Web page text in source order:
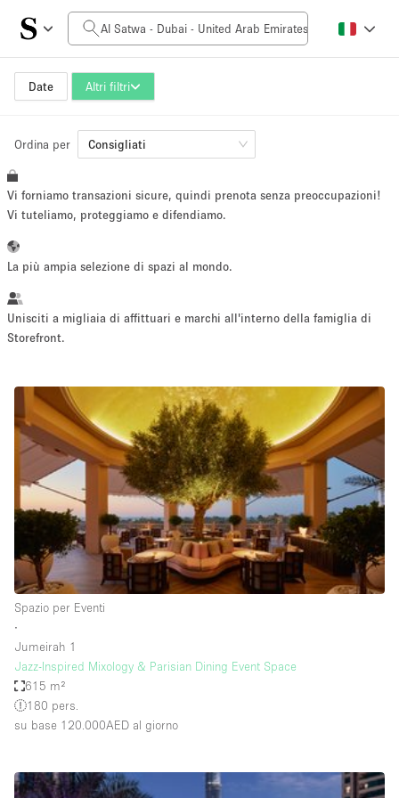
Date Altri filtri
Prezzo al giorno
0AED
Dimensioni dello spazio
500+ m²
~ 13 persone
artistico
Servizio
fotografico
Conferenza Meeting Ufficio
Acquista
Condividi
Tipo di spazio
Acquista Condividi
Atelier / Laboratorio
Boutique/negozio
Container
Ordina per Consigliati
Vi forniamo transazioni sicure, quindi prenota senza preoccupazioni!
Vi tuteliamo, proteggiamo e difendiamo.
La più ampia selezione di spazi al mondo.
Unisciti a migliaia di affittuari e marchi all'interno della famiglia di
Storefront.
Spazio per Eventi
∙
Jumeirah 1
Jazz-Inspired Mixology & Parisian Dining Event Space
615 m²
180 pers.
su base 120.000AED al giorno